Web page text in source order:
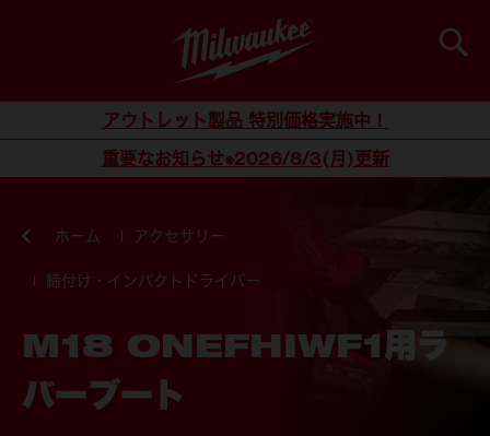
検索
コンテンツにスキップアウトレット製品 特別価格実施中！
重要なお知らせ※2026/8/3(月)更新
ホーム アクセサリー
締付け・インパクトドライバー
M18 ONEFHIWF1用ラ
バーブート